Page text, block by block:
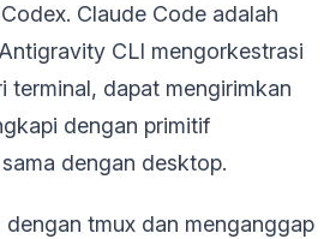
Claude Code adalah
CLI mengorkestrasi
terminal, dapat mengirimkan
dengan primitif
dengan desktop.
tmux dan menganggap